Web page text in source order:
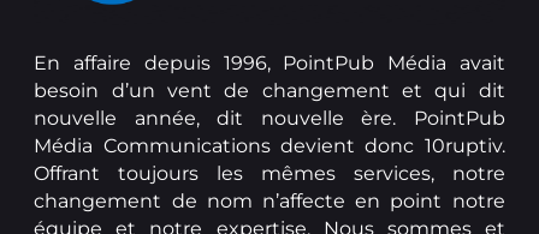
En affaire depuis 1996, PointPub Média avait
besoin d’un vent de changement et qui dit
nouvelle année, dit nouvelle ère. PointPub
Média Communications devient donc 10ruptiv.
Offrant toujours les mêmes services, notre
changement de nom n’affecte en point notre
équipe et notre expertise. Nous sommes et